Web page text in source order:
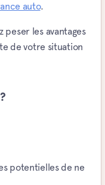
auto.
peser les avantages
de votre situation
potentielles de ne